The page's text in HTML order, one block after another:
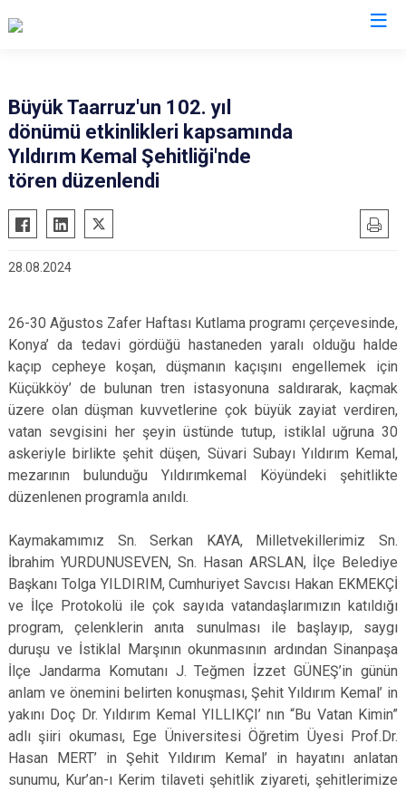
Başmakçı
Bayat
Çay
Emirdağ
Evciler
Hocalar
Sinanpaşa
Büyük Taarruz'un 102. yıl
dönümü etkinlikleri kapsamında
Yıldırım Kemal Şehitliği'nde
tören düzenlendi
28.08.2024
26-30 Ağustos Zafer Haftası Kutlama programı çerçevesinde,
Konya’ da tedavi gördüğü hastaneden yaralı olduğu halde
kaçıp cepheye koşan, düşmanın kaçışını engellemek için
Küçükköy’ de bulunan tren istasyonuna saldırarak, kaçmak
üzere olan düşman kuvvetlerine çok büyük zayiat verdiren,
vatan sevgisini her şeyin üstünde tutup, istiklal uğruna 30
askeriyle birlikte şehit düşen, Süvari Subayı Yıldırım Kemal,
mezarının bulunduğu Yıldırımkemal Köyündeki şehitlikte
düzenlenen programla anıldı.
Kaymakamımız Sn. Serkan KAYA, Milletvekillerimiz Sn.
İbrahim YURDUNUSEVEN, Sn. Hasan ARSLAN, İlçe Belediye
Başkanı Tolga YILDIRIM, Cumhuriyet Savcısı Hakan EKMEKÇİ
ve İlçe Protokolü ile çok sayıda vatandaşlarımızın katıldığı
program, çelenklerin anıta sunulması ile başlayıp, saygı
duruşu ve İstiklal Marşının okunmasının ardından Sinanpaşa
İlçe Jandarma Komutanı J. Teğmen İzzet GÜNEŞ’in günün
anlam ve önemini belirten konuşması, Şehit Yıldırım Kemal’ in
yakını Doç Dr. Yıldırım Kemal YILLIKÇI’ nın “Bu Vatan Kimin”
adlı şiiri okuması, Ege Üniversitesi Öğretim Üyesi Prof.Dr.
Hasan MERT’ in Şehit Yıldırım Kemal’ in hayatını anlatan
sunumu, Kur’an-ı Kerim tilaveti şehitlik ziyareti, şehitlerimize